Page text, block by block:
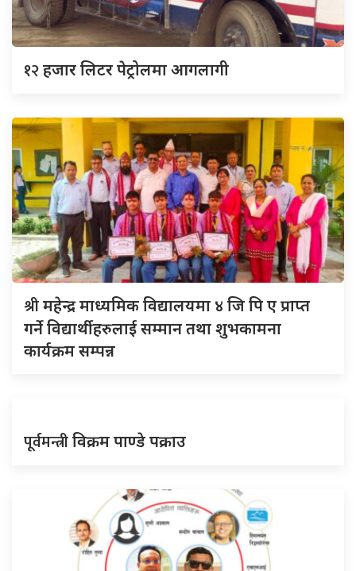
१२हजार लिटर पेट्रोलमा आगलागी
श्रीमहेन्द्र माध्यमिक विद्यालयमा ४ जि पि ए प्राप्त
गर्ने विद्यार्थीहरुलाई सम्मान तथा शुभकामना
कार्यक्रम सम्पन्न
पूर्वमन्त्रीविक्रम पाण्डे पक्राउ